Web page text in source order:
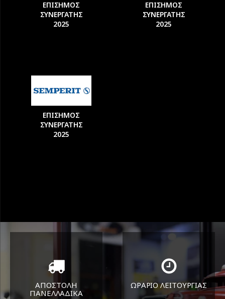
ΕΠΙΣΗΜΟΣ
ΣΥΝΕΡΓΑΤΗΣ
2025
ΕΠΙΣΗΜΟΣ
ΣΥΝΕΡΓΑΤΗΣ
2025
ΕΠΙΣΗΜΟΣ
ΣΥΝΕΡΓΑΤΗΣ
2025
ΑΠΟΣΤΟΛΗ
ΠΑΝΕΛΛΑΔΙΚA
ΩΡΑΡΙΟ ΛΕΙΤΟΥΡΓΙΑΣ